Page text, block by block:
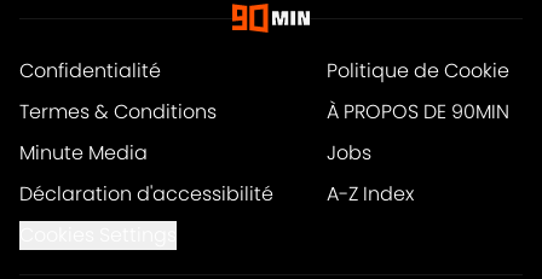
Confidentialité
Politique de Cookie
Termes & Conditions
À PROPOS DE 90MIN
Minute Media
Jobs
Déclaration d'accessibilité
A-Z Index